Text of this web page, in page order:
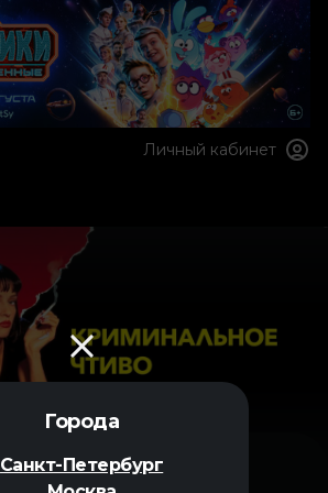
Города
Санкт-Петербург
Личный кабинет